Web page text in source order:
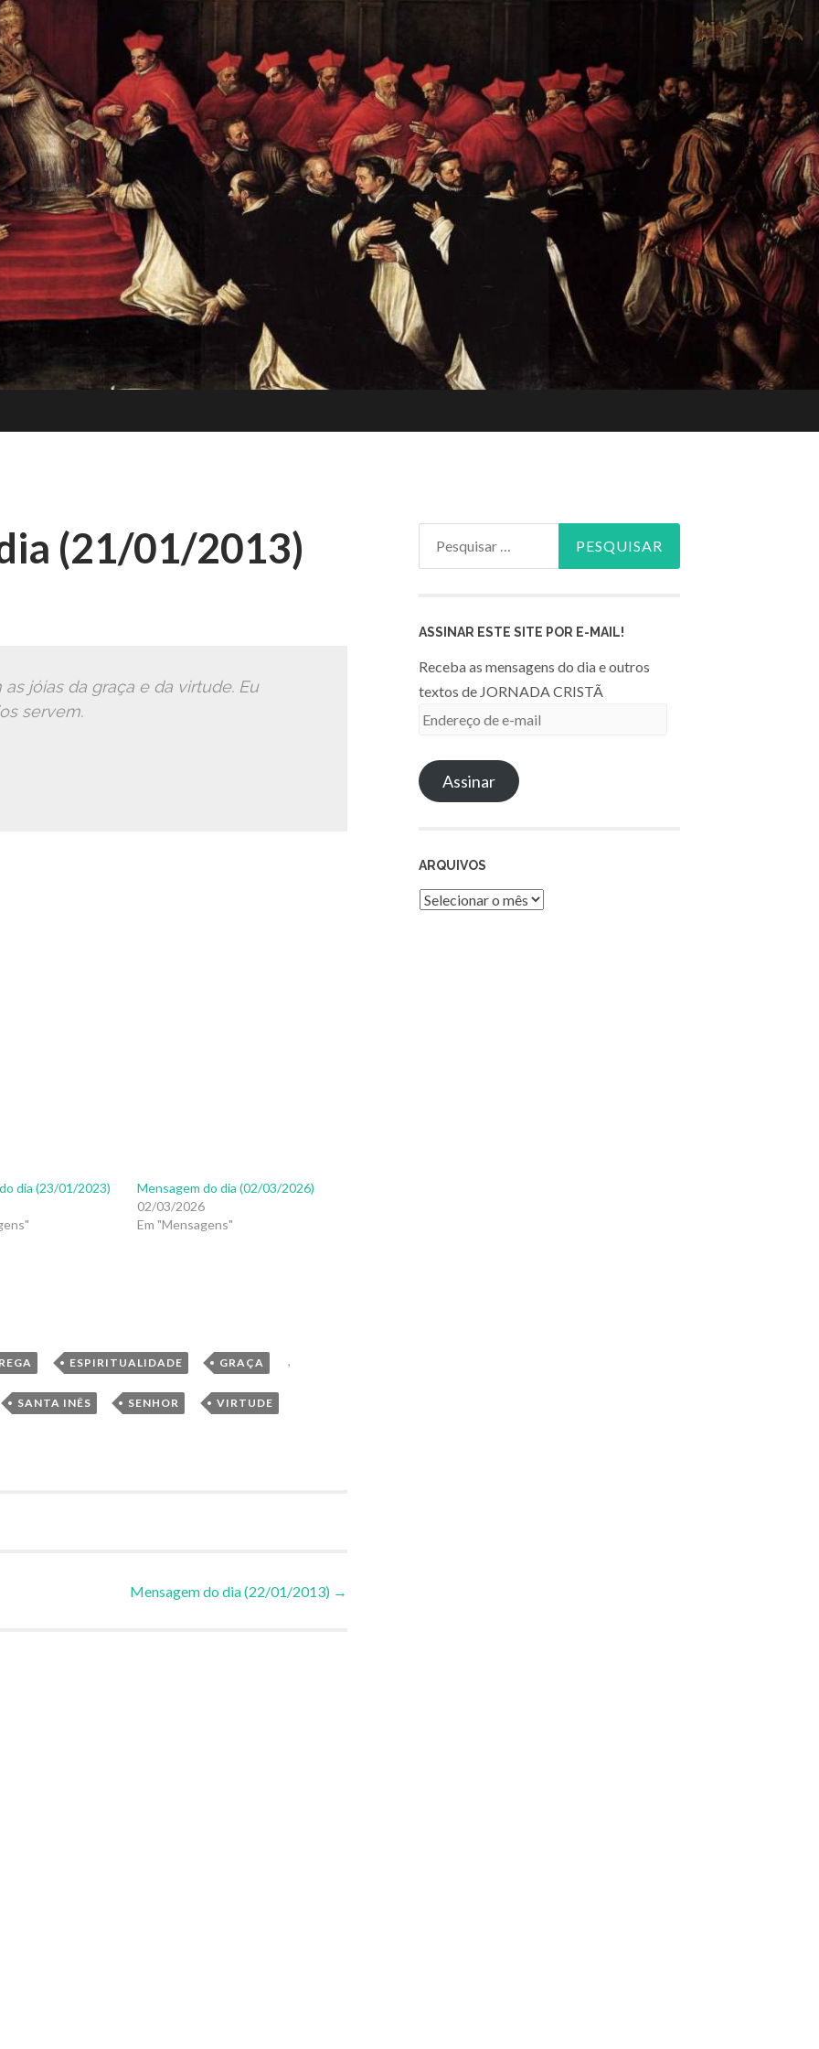
JO
RN
A
CRI
Para a
comunhão
com a
Santa Igreja
Católica
Romana
(21/01/2013)
jóias da graça e da virtude. Eu
servem.
dia (23/01/2023)
Mensagem do dia (02/03/2026)
02/03/2026
Em "Mensagens"
, ESPIRITUALIDADE , GRAÇA ,
, SANTA INÊS , SENHOR , VIRTUDE
Mensagem do dia (22/01/2013) →
ASSINAR ESTE SITE POR E-MAIL!
Receba as mensagens do dia e outros
textos de JORNADA CRISTÃ
Endereço
e-
mailAssinar
ARQUIVOS
Arquivos